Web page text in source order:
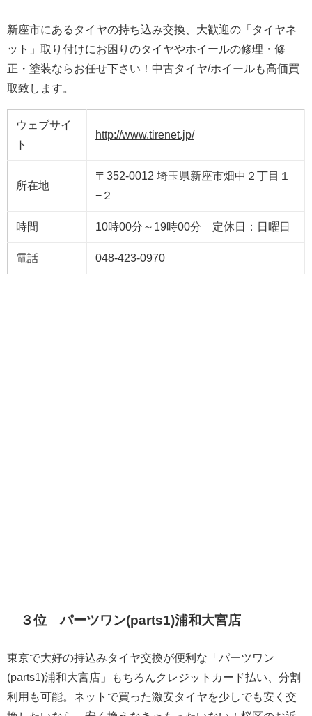
新座市にあるタイヤの持ち込み交換、大歓迎の「タイヤネ
ット」取り付けにお困りのタイヤやホイールの修理・修
正・塗装ならお任せ下さい！中古タイヤ/ホイールも高価買
取致します。
ウェブサイ
ト
http://www.tirenet.jp/
所在地
〒352-0012 埼玉県新座市畑中２丁目１
−２
時間 10時00分～19時00分 定休日：日曜日
電話 048-423-0970
３位 パーツワン(parts1)浦和大宮店
東京で大好の持込みタイヤ交換が便利な「パーツワン
(parts1)浦和大宮店」もちろんクレジットカード払い、分割
利用も可能。ネットで買った激安タイヤを少しでも安く交